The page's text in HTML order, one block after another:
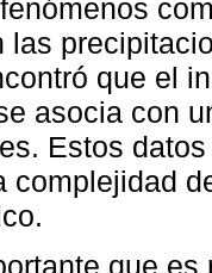
las
que el
asocia con
Estos
complejidad
que